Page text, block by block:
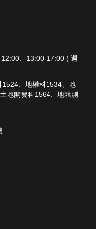
、13:00-17:00 ( 週
、地權科1534、地
地開發科1564、地籍測